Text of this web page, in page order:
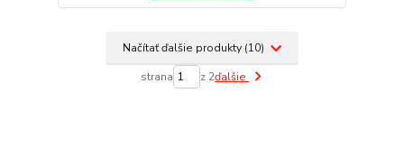
Načítať ďalšie produkty (10)
strana z 2ďalšie